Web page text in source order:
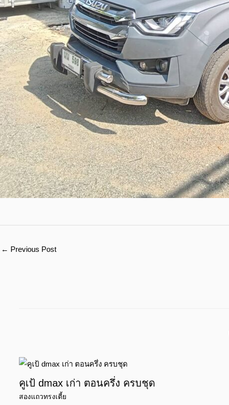
← Previous Post
คูเป้ dmax เก่า ตอนครึ่ง ครบชุด
สองแถวทรงเตี้ย